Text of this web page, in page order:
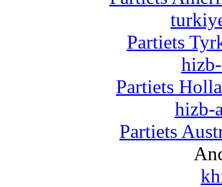
Partiets
Partiets
hizb-
Partiets